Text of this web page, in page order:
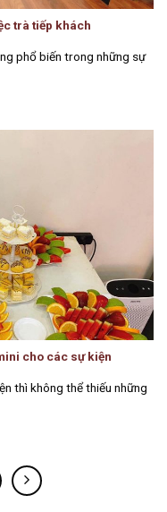
trà tiếp khách
phổ biến trong những sự
cho các sự kiện
thì không thể thiếu những